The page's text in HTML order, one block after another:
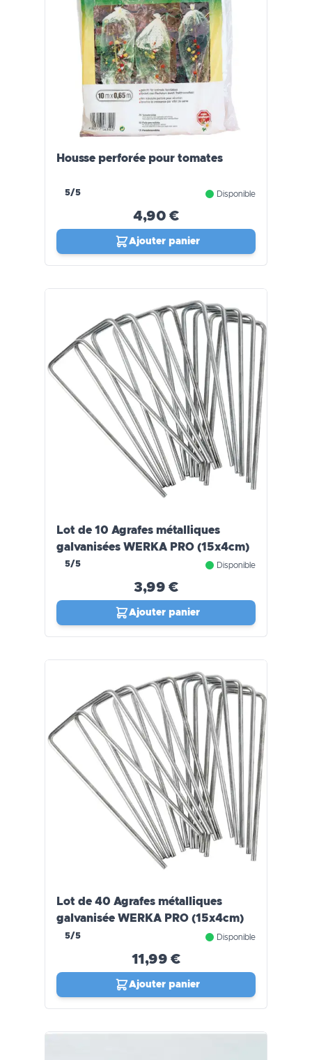
Housse perforée pour tomates
5/5 Disponible
4,90 €
Ajouter panier
Lot de 10 Agrafes métalliques
galvanisées WERKA PRO (15x4cm)
5/5 Disponible
3,99 €
Ajouter panier
Lot de 40 Agrafes métalliques
galvanisée WERKA PRO (15x4cm)
5/5 Disponible
11,99 €
Ajouter panier